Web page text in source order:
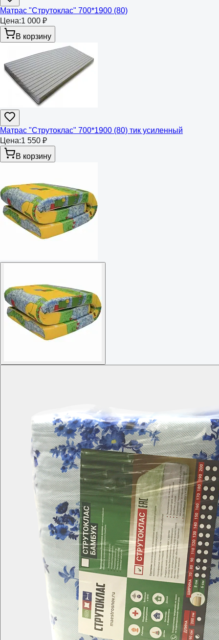
Матрас "Струтоклас" 700*1900 (80)
Цена:1 000 ₽
В корзину
Матрас "Струтоклас" 700*1900 (80) тик усиленный
Цена:1 550 ₽
В корзину